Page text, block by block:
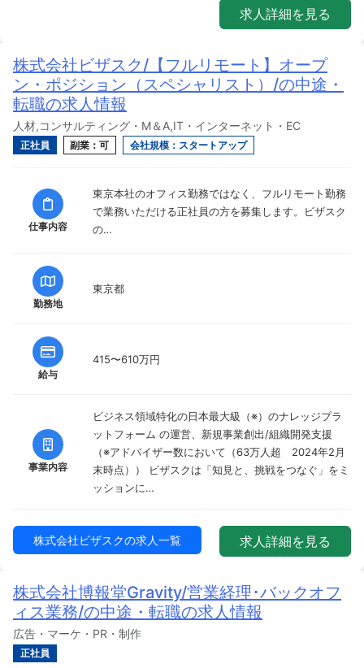
求人詳細を見る
株式会社ビザスク/【フルリモート】オープ
ン・ポジション（スペシャリスト）/の中途・
転職の求人情報
人材,コンサルティング・M＆A,IT・インターネット・EC
正社員 副業：可 会社規模：スタートアップ
仕事内容
東京本社のオフィス勤務ではなく、フルリモート勤務
で業務いただける正社員の方を募集します。ビザスク
の…
勤務地
東京都
給与
415〜610万円
事業内容
ビジネス領域特化の日本最大級（※）のナレッジプラ
ットフォーム の運営、新規事業創出/組織開発支援
（※アドバイザー数において（63万人超 2024年2月
末時点）） ビザスクは「知見と、挑戦をつなぐ」をミ
ッションに…
株式会社ビザスクの求人一覧 求人詳細を見る
株式会社博報堂Gravity/営業経理･バックオフ
ィス業務/の中途・転職の求人情報
広告・マーケ・PR・制作
正社員